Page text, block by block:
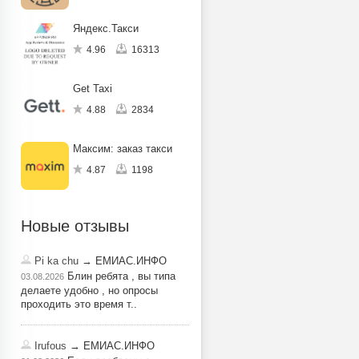
Яндекс.Такси
4.96 16313
Get Taxi
4.88 2834
Максим: заказ такси
4.87 1198
Новые отзывы
Pi ka chu → ЕМИАС.ИНФО
03.08.2026 Блин ребята , вы типа
делаете удобно , но опросы
проходить это время т..
Irufous → ЕМИАС.ИНФО